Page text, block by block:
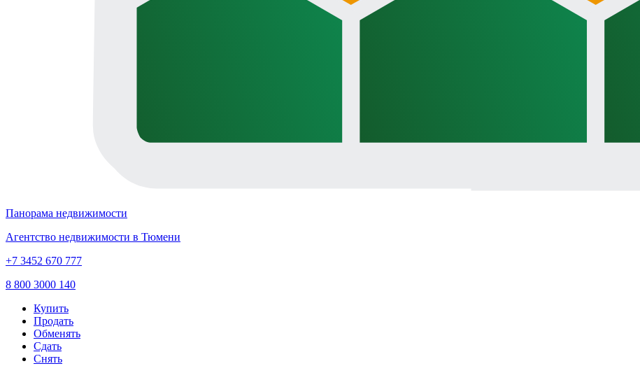
Панорама недвижимости
Агентство недвижимости в Тюмени
+7 3452 670 777
8 800 3000 140
Купить
Продать
Обменять
Сдать
Снять